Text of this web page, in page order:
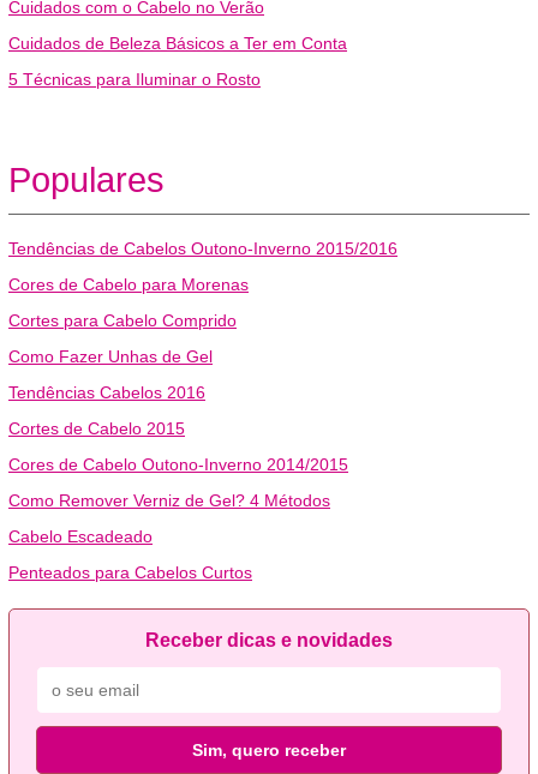
Cuidados com o Cabelo no Verão
Cuidados de Beleza Básicos a Ter em Conta
5 Técnicas para Iluminar o Rosto
Populares
Tendências de Cabelos Outono-Inverno 2015/2016
Cores de Cabelo para Morenas
Cortes para Cabelo Comprido
Como Fazer Unhas de Gel
Tendências Cabelos 2016
Cortes de Cabelo 2015
Cores de Cabelo Outono-Inverno 2014/2015
Como Remover Verniz de Gel? 4 Métodos
Cabelo Escadeado
Penteados para Cabelos Curtos
Receber dicas e novidades
Sim, quero receber